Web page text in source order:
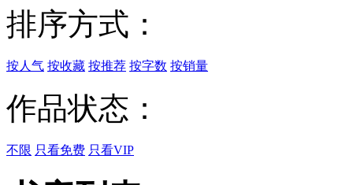
排序方式：
按人气 按收藏 按推荐 按字数 按销量
作品状态：
不限 只看免费 只看VIP